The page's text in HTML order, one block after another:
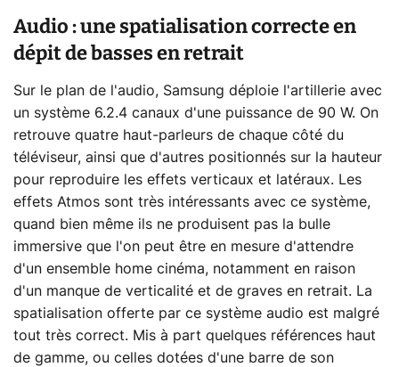
Audio : une spatialisation correcte en
dépit de basses en retrait
Sur le plan de l'audio, Samsung déploie l'artillerie avec
un système 6.2.4 canaux d'une puissance de 90 W. On
retrouve quatre haut-parleurs de chaque côté du
téléviseur, ainsi que d'autres positionnés sur la hauteur
pour reproduire les effets verticaux et latéraux. Les
effets Atmos sont très intéressants avec ce système,
quand bien même ils ne produisent pas la bulle
immersive que l'on peut être en mesure d'attendre
d'un ensemble home cinéma, notamment en raison
d'un manque de verticalité et de graves en retrait. La
spatialisation offerte par ce système audio est malgré
tout très correct. Mis à part quelques références haut
de gamme, ou celles dotées d'une barre de son